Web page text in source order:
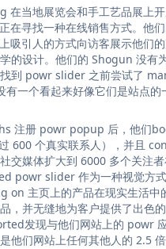
当地展览会和手工艺品展上开
在寻找一种在线销售方式。他
吸引人的方式向访客展示他们
的设计。他们的 Shogun 没有
到 powr slider 之前尝试了
一个看起来好像它们是站点的
注册 powr popup 后，他们
600 个真实联系人），并且
交媒体扩大到 6000 多个关注
powr slider 作为一种视觉方
on 主页上的产品在现实生活中
，并无缝地为客户提供了出色
发现与他们网站上的 powr
他们网站上任何其他人的 2.5 倍